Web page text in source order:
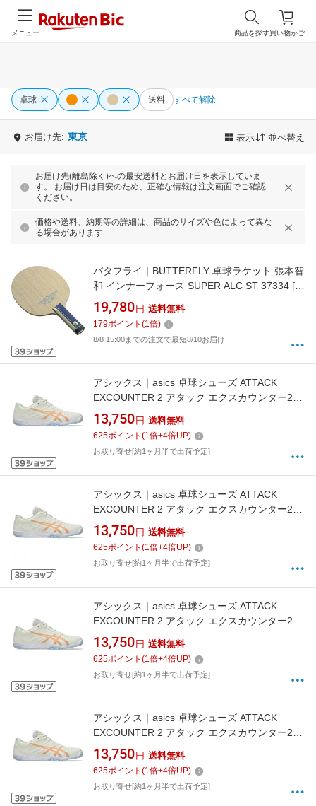
買い物かご
商品を探す
メニュー
卓球 送料 すべて解除
お届け先: 東京 表示 並べ替え
お届け先(離島除く)への最安送料とお届け日を表示していま
す。 お届け日は目安のため、正確な情報は注文画面でご確認
ください。
価格や送料、納期等の詳細は、商品のサイズや色によって異な
る場合があります
バタフライ｜BUTTERFLY 卓球ラケット 張本智
和 インナーフォース SUPER ALC ST 37334 [シ
ェークハンド /攻撃]
19,780 円 送料無料
179ポイント (1倍)
8/8 15:00までの注文で最短8/10お届け
アシックス｜asics 卓球シューズ ATTACK
EXCOUNTER 2 アタック エクスカウンター2
CREAM×SUMMER DUNE 1073A002 [男女兼用
/23.5cm]【返品交換不可】
13,750 円 送料無料
625ポイント (1倍+4倍UP)
お取り寄せ[約1ヶ月半で出荷予定]
アシックス｜asics 卓球シューズ ATTACK
EXCOUNTER 2 アタック エクスカウンター2
CREAM×SUMMER DUNE 1073A002 [男女兼用
/26.5cm]【返品交換不可】
13,750 円 送料無料
625ポイント (1倍+4倍UP)
お取り寄せ[約1ヶ月半で出荷予定]
アシックス｜asics 卓球シューズ ATTACK
EXCOUNTER 2 アタック エクスカウンター2
CREAM×SUMMER DUNE 1073A002 [男女兼用
/25.5cm]【返品交換不可】
13,750 円 送料無料
625ポイント (1倍+4倍UP)
お取り寄せ[約1ヶ月半で出荷予定]
アシックス｜asics 卓球シューズ ATTACK
EXCOUNTER 2 アタック エクスカウンター2
CREAM×SUMMER DUNE 1073A002 [男女兼用
/25.5cm]【返品交換不可】
13,750 円 送料無料
625ポイント (1倍+4倍UP)
お取り寄せ[約1ヶ月半で出荷予定]